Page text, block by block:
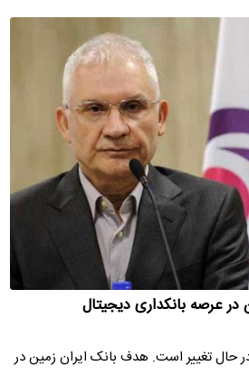
در عرصه بانکداری دیجیتال
حال تغییر است. هدف بانک ایران زمین در